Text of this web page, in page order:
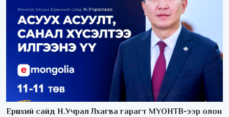
Ерөнхий сайд Н.Учрал Лхагва гарагт МҮОНТВ-ээр олон